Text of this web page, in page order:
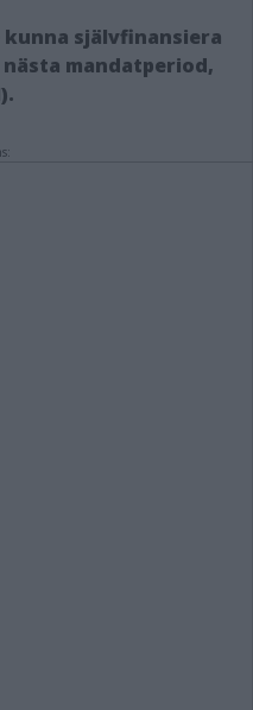
självfinansiera
mandatperiod,